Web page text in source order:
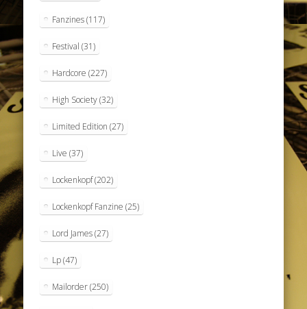
Fanzines(117)
Festival (31)
Hardcore (227)
High Society(32)
Limited Edition (27)
Live (37)
Lockenkopf(202)
Lockenkopf Fanzine (25)
Lord James(27)
Lp(47)
Mailorder(250)